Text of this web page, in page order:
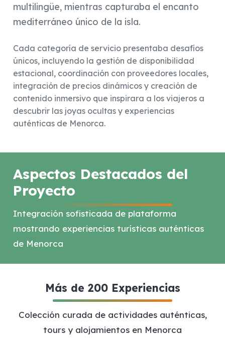
multilingüe, mientras capturaba el encanto
mediterráneo único de la isla.
Cada categoría de servicio presentaba desafíos
únicos, incluyendo la gestión de disponibilidad
estacional, coordinación con proveedores locales,
integración de precios dinámicos y creación de
contenido inmersivo que inspirara a los viajeros a
descubrir las joyas ocultas y experiencias
auténticas de Menorca.
Aspectos Destacados del
Proyecto
Integración sofisticada de plataforma
mostrando experiencias turísticas auténticas
de Menorca
Más de 200 Experiencias
Colección curada de actividades auténticas,
tours y alojamientos en Menorca